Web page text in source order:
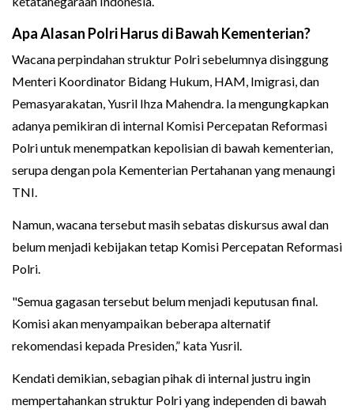
Apa Alasan Polri Harus di Bawah Kementerian?
Wacana perpindahan struktur Polri sebelumnya disinggung
Menteri Koordinator Bidang Hukum, HAM, Imigrasi, dan
Pemasyarakatan, Yusril Ihza Mahendra. Ia mengungkapkan
adanya pemikiran di internal Komisi Percepatan Reformasi
Polri untuk menempatkan kepolisian di bawah kementerian,
serupa dengan pola Kementerian Pertahanan yang menaungi
TNI.
Namun, wacana tersebut masih sebatas diskursus awal dan
belum menjadi kebijakan tetap Komisi Percepatan Reformasi
Polri.
"Semua gagasan tersebut belum menjadi keputusan final.
Komisi akan menyampaikan beberapa alternatif
rekomendasi kepada Presiden,” kata Yusril.
Kendati demikian, sebagian pihak di internal justru ingin
mempertahankan struktur Polri yang independen di bawah